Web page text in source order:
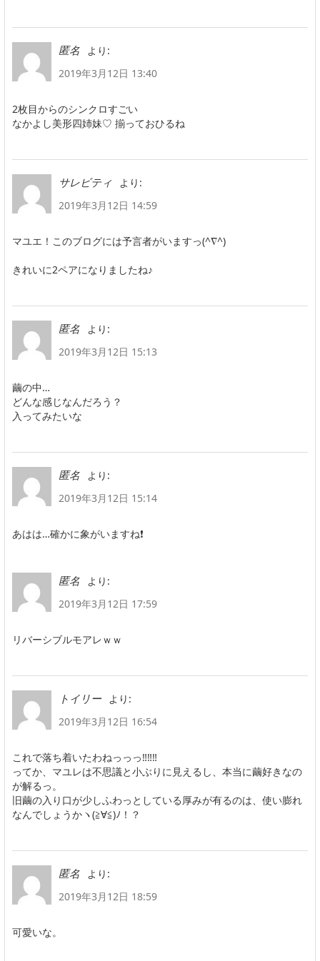
匿名
より:
2019年3月12日 13:40
2枚目からのシンクロすごい
なかよし美形四姉妹♡ 揃っておひるね
サレビティ
より:
2019年3月12日 14:59
マユエ！このブログには予言者がいますっ(^∇^)
きれいに2ペアになりましたね♪
匿名
より:
2019年3月12日 15:13
繭の中…
どんな感じなんだろう？
入ってみたいな
匿名
より:
2019年3月12日 15:14
あはは…確かに象がいますね❗
匿名
より:
2019年3月12日 17:59
リバーシブルモアレｗｗ
トイリー
より:
2019年3月12日 16:54
これで落ち着いたわねっっっ‼‼‼
ってか、マユレは不思議と小ぶりに見えるし、本当に繭好きなの
が解るっ。
旧繭の入り口が少しふわっとしている厚みが有るのは、使い膨れ
なんでしょうかヽ(≧∀≦)ﾉ！？
匿名
より:
2019年3月12日 18:59
可愛いな。